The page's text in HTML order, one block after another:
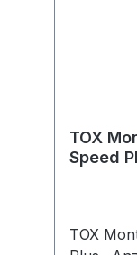
TOX
Speed
TOX